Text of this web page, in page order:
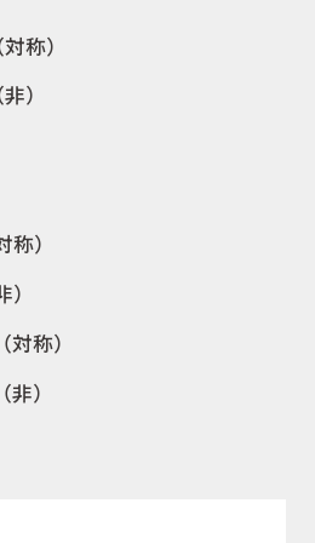
称）
）
）
称）
）